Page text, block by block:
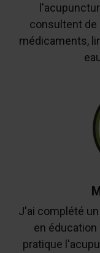
consultent de
médicaments,
J'ai complété un
en
pratique